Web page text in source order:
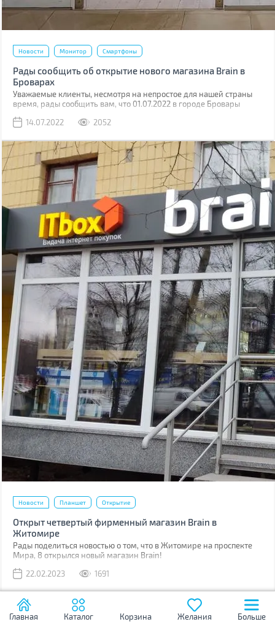
Новости Монитор Смартфоны
Рады сообщить об открытие нового магазина Brain в
Броварах
Уважаемые клиенты, несмотря на непростое для нашей страны
время, рады сообщить вам, что 01.07.2022 в городе Бровары
14.07.2022
2052
Новости Планшет Открытие
Открыт четвертый фирменный магазин Brain в
Житомире
Рады поделиться новостью о том, что в Житомире на проспекте
Мира, 8 открылся новый магазин Brain!
22.02.2023
1691
Главная Каталог Корзина Желания Больше